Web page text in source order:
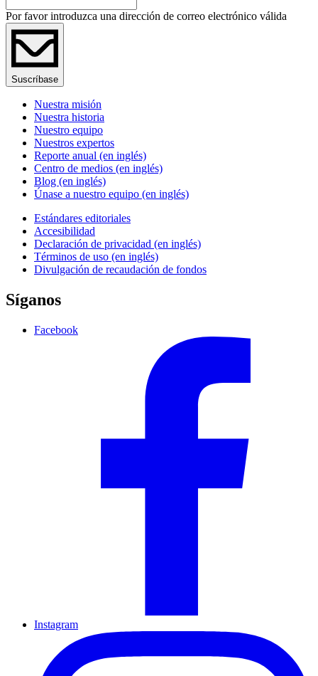
Por favor introduzca una dirección de correo electrónico válida
Suscríbase
Nuestra misión
Nuestra historia
Nuestro equipo
Nuestros expertos
Reporte anual (en inglés)
Centro de medios (en inglés)
Blog (en inglés)
Únase a nuestro equipo (en inglés)
Estándares editoriales
Accesibilidad
Declaración de privacidad (en inglés)
Términos de uso (en inglés)
Divulgación de recaudación de fondos
Síganos
Facebook
Instagram